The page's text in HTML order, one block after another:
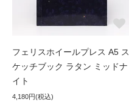
フェリスホイールプレス A5 ス
ケッチブック ラタン ミッドナ
イト
4,180円(税込)